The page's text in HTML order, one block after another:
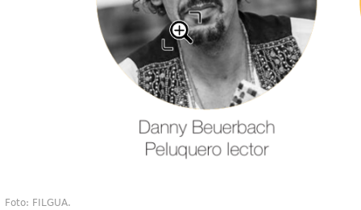
Foto: FILGUA.